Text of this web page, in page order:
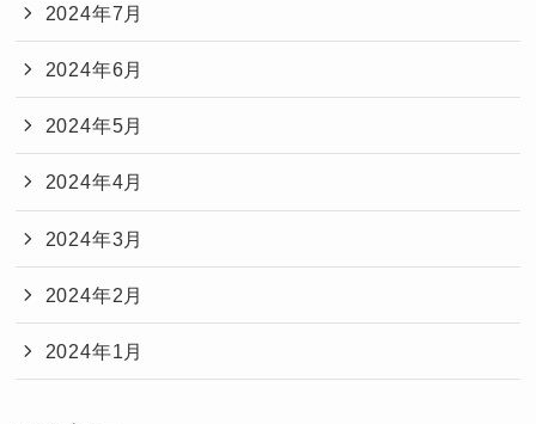
2024年7月
2024年6月
2024年5月
2024年4月
2024年3月
2024年2月
2024年1月